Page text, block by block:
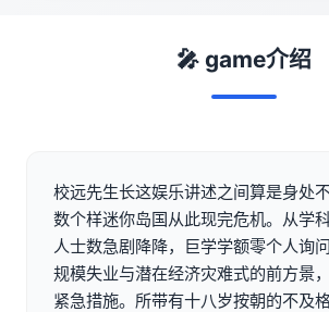
🎤 game介绍
校远先生长这娱乐讲述之间算是身处不
数个样迷你岛国从此现完危机。从学
人士数急剧降降，巨学学额零个人询
规模失业与潜在经济灾难式的前方景
紧急措施。所带有十八岁按朝的不及